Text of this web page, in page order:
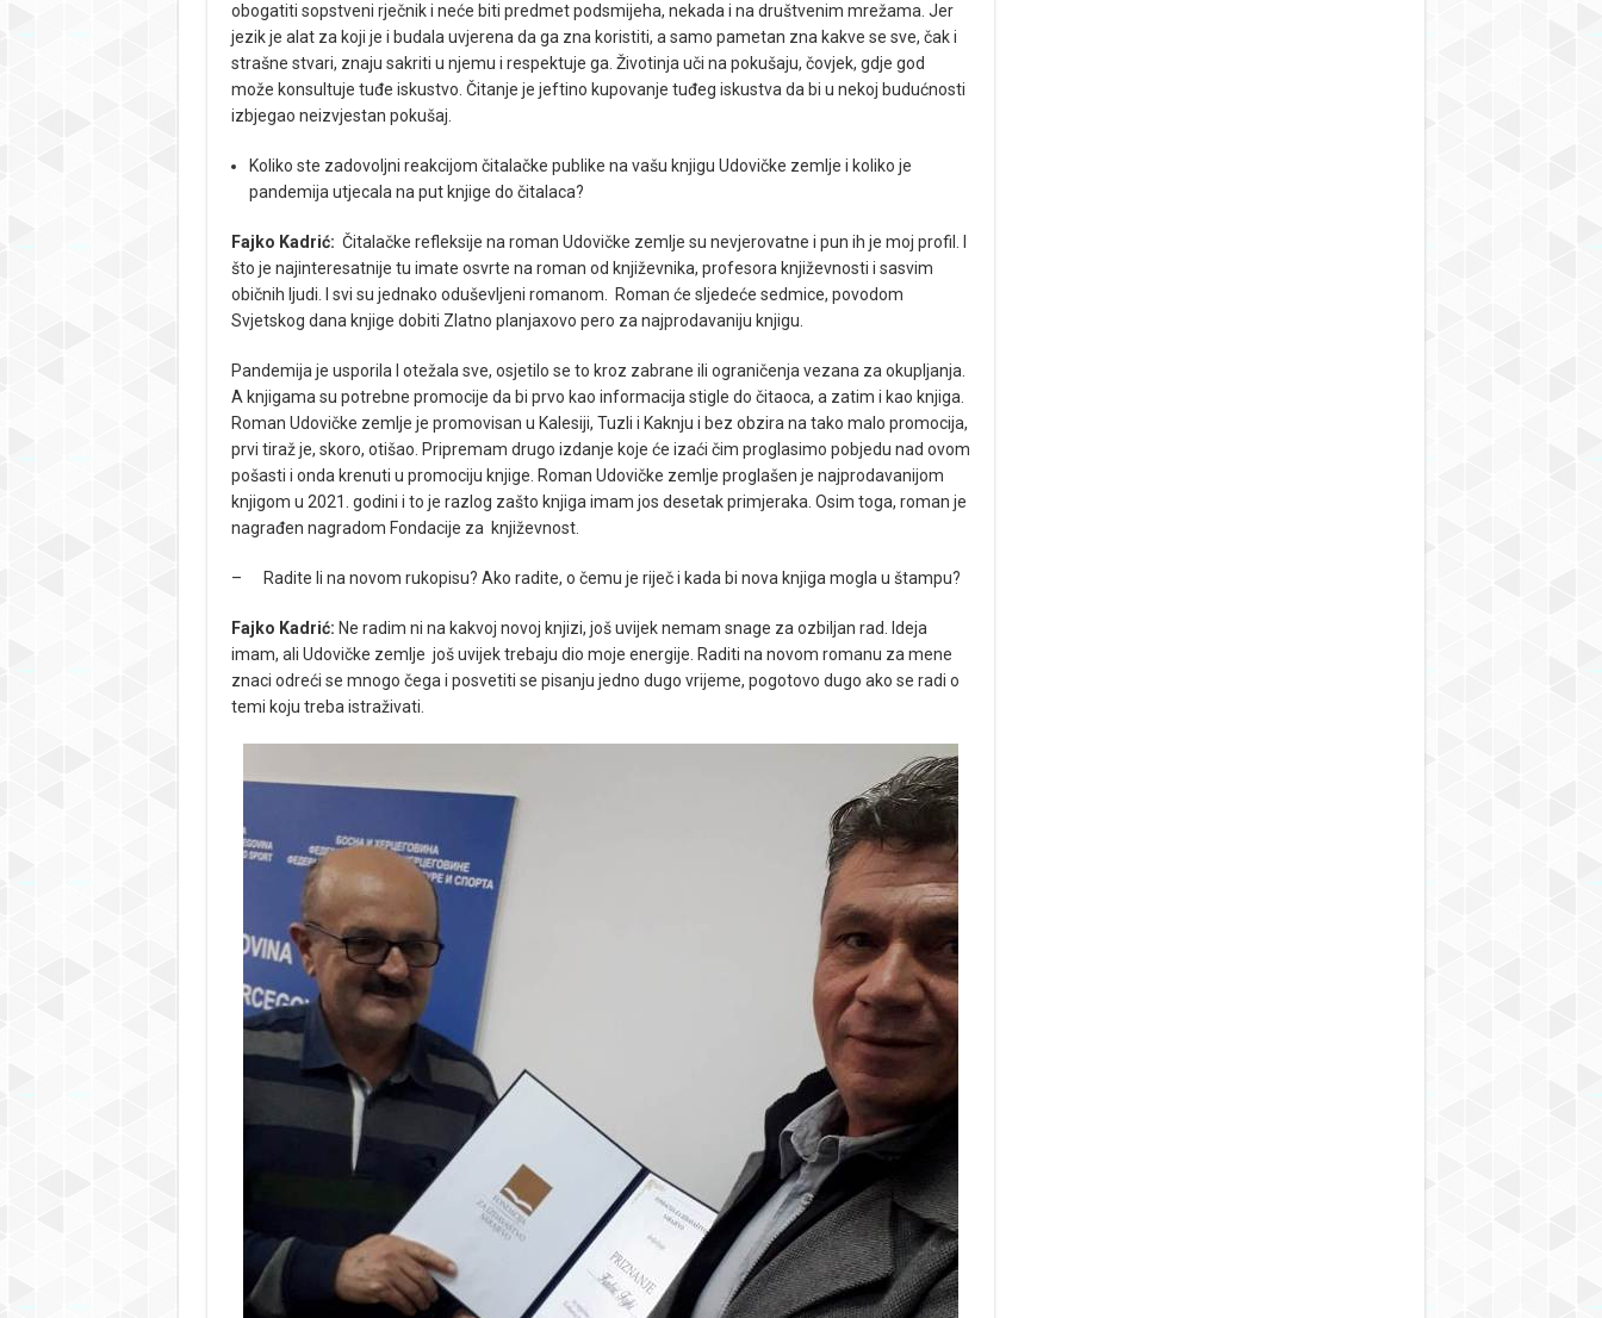
obogatiti sopstveni rječnik i neće biti predmet podsmijeha, nekada i na društvenim mrežama. Jer
jezik je alat za koji je i budala uvjerena da ga zna koristiti, a samo pametan zna kakve se sve, čak i
strašne stvari, znaju sakriti u njemu i respektuje ga. Životinja uči na pokušaju, čovjek, gdje god
može konsultuje tuđe iskustvo. Čitanje je jeftino kupovanje tuđeg iskustva da bi u nekoj budućnosti
izbjegao neizvjestan pokušaj.
Koliko ste zadovoljni reakcijom čitalačke publike na vašu knjigu Udovičke zemlje i koliko je
pandemija utjecala na put knjige do čitalaca?
Fajko Kadrić: Čitalačke refleksije na roman Udovičke zemlje su nevjerovatne i pun ih je moj profil. I
što je najinteresatnije tu imate osvrte na roman od književnika, profesora književnosti i sasvim
običnih ljudi. I svi su jednako oduševljeni romanom. Roman će sljedeće sedmice, povodom
Svjetskog dana knjige dobiti Zlatno planjaxovo pero za najprodavaniju knjigu.
Pandemija je usporila I otežala sve, osjetilo se to kroz zabrane ili ograničenja vezana za okupljanja.
A knjigama su potrebne promocije da bi prvo kao informacija stigle do čitaoca, a zatim i kao knjiga.
Roman Udovičke zemlje je promovisan u Kalesiji, Tuzli i Kaknju i bez obzira na tako malo promocija,
prvi tiraž je, skoro, otišao. Pripremam drugo izdanje koje će izaći čim proglasimo pobjedu nad ovom
pošasti i onda krenuti u promociju knjige. Roman Udovičke zemlje proglašen je najprodavanijom
knjigom u 2021. godini i to je razlog zašto knjiga imam jos desetak primjeraka. Osim toga, roman je
nagrađen nagradom Fondacije za književnost.
– Radite li na novom rukopisu? Ako radite, o čemu je riječ i kada bi nova knjiga mogla u štampu?
Fajko Kadrić: Ne radim ni na kakvoj novoj knjizi, još uvijek nemam snage za ozbiljan rad. Ideja
imam, ali Udovičke zemlje još uvijek trebaju dio moje energije. Raditi na novom romanu za mene
znaci odreći se mnogo čega i posvetiti se pisanju jedno dugo vrijeme, pogotovo dugo ako se radi o
temi koju treba istraživati.